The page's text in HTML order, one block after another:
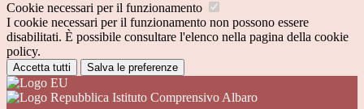
Cookie necessari per il funzionamento
I cookie necessari per il funzionamento non possono essere
disabilitati. È possibile consultare l'elenco nella pagina della cookie
policy.
Accetta tutti Salva le preferenze
Istituto Comprensivo Albaro